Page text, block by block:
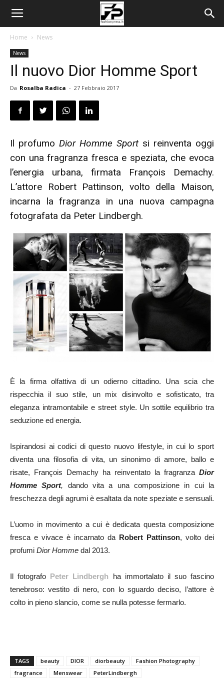
Home News
News
Il nuovo Dior Homme Sport
Da Rosalba Radica - 27 Febbraio 2017
Il profumo Dior Homme Sport si reinventa oggi
con una fragranza fresca e speziata, che evoca
l’energia urbana, firmata François Demachy.
L’attore Robert Pattinson, volto della Maison,
incarna la fragranza in una nuova campagna
fotografata da Peter Lindbergh.
È la firma olfattiva di un odierno cittadino. Una scia che
rispecchia il suo stile, un mix disinvolto e sofisticato, tra
eleganza intramontabile e street style. Un sottile equilibrio tra
seduzione ed energia.
Ispirandosi ai codici di questo nuovo lifestyle, in cui lo sport
diventa una filosofia di vita, un sinonimo di amore, ballo e
risate, François Demachy ha reinventato la fragranza Dior
Homme Sport, dando vita a una composizione in cui la
freschezza degli agrumi è esaltata da note speziate e sensuali.
L’uomo in movimento a cui è dedicata questa composizione
fresca e vivace è incarnato da Robert Pattinson, volto dei
profumi Dior Homme dal 2013.
Il fotografo Peter Lindbergh ha immortalato il suo fascino
tenebroso: vestito di nero, con lo sguardo deciso, l’attore è
colto in pieno slancio, come se nulla potesse fermarlo.
TAGS beauty DIOR diorbeauty
Fashion Photography
fragrance
Menswear PeterLindbergh